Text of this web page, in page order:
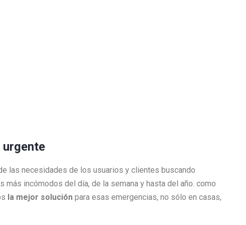
las necesidades de los usuarios y clientes buscando
más incómodos del día, de la semana y hasta del año. como
la mejor solución para esas emergencias, no sólo en casas,